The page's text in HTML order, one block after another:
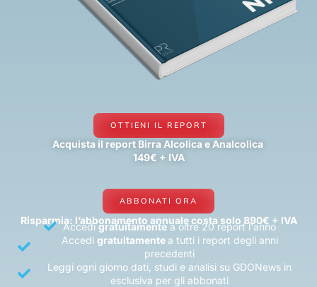
OTTIENI IL REPORT
Acquista il report Birra Alcolica e Analcolica
149€ + IVA
ABBONATI ORA
Risparmia: l’abbonamento annuale costa solo 890€ + IVA
Accedigratuitamentea oltre 20 report l'anno
Accedi gratuitamentea tutti i report degli anni
precedenti
Leggi ogni giorno dati, studi e analisi su GDONews in
esclusiva per gli abbonati